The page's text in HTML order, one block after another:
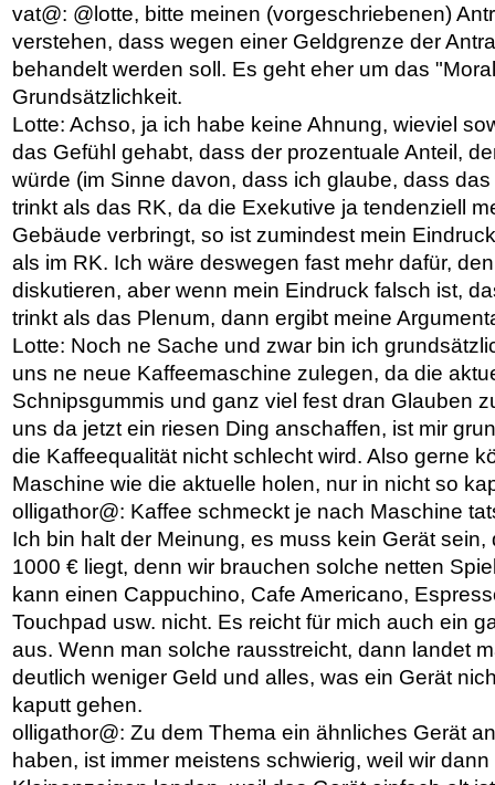
vat@: @lotte, bitte meinen (vorgeschriebenen)
verstehen, dass wegen einer Geldgrenze der
behandelt werden soll. Es geht eher um das
Grundsätzlichkeit.
Lotte: Achso, ja ich habe keine Ahnung, wieviel
das Gefühl gehabt, dass der prozentuale Anteil,
würde (im Sinne davon, dass ich glaube, dass
trinkt als das RK, da die Exekutive ja tendenziell
Gebäude verbringt, so ist zumindest mein
als im RK. Ich wäre deswegen fast mehr dafür,
diskutieren, aber wenn mein Eindruck falsch ist,
trinkt als das Plenum, dann ergibt meine
Lotte: Noch ne Sache und zwar bin ich
uns ne neue Kaffeemaschine zulegen, da die
Schnipsgummis und ganz viel fest dran Glauben
uns da jetzt ein riesen Ding anschaffen, ist mir
die Kaffeequalität nicht schlecht wird. Also gerne
Maschine wie die aktuelle holen, nur in nicht so
olligathor@: Kaffee schmeckt je nach Maschine
Ich bin halt der Meinung, es muss kein Gerät
1000 € liegt, denn wir brauchen solche netten
kann einen Cappuchino, Cafe Americano,
Touchpad usw. nicht. Es reicht für mich auch ein
aus. Wenn man solche rausstreicht, dann landet
deutlich weniger Geld und alles, was ein Gerät
kaputt gehen.
olligathor@: Zu dem Thema ein ähnliches Gerät
haben, ist immer meistens schwierig, weil wir